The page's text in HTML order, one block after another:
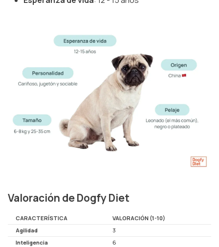
Valoración de Dogfy Diet
CARACTERÍSTICA
VALORACIÓN (1-10)
Agilidad
3
Inteligencia
6